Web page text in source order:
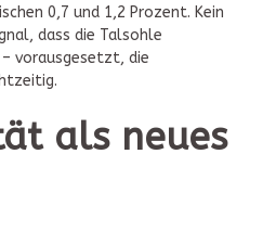
0,7 und 1,2 Prozent. Kein
dass die Talsohle
vorausgesetzt, die
als neues